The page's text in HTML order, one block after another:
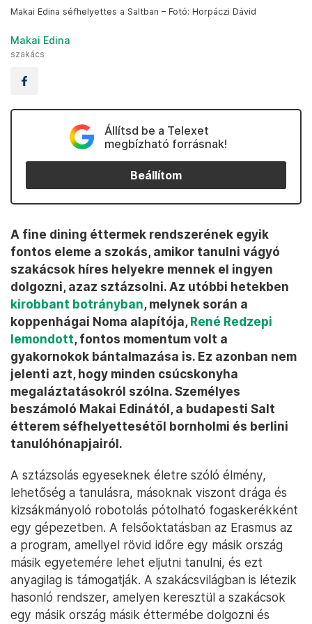
Makai Edina séfhelyettes a Saltban – Fotó: Horpáczi Dávid
Makai Edina
szakács
Állítsd be a Telexet
megbízható forrásnak!
Beállítom
A fine dining éttermek rendszerének egyik
fontos eleme a szokás, amikor tanulni vágyó
szakácsok híres helyekre mennek el ingyen
dolgozni, azaz sztázsolni. Az utóbbi hetekben
kirobbant botrányban, melynek során a
koppenhágai Noma alapítója,René Redzepi
lemondott, fontos momentum volt a
gyakornokok bántalmazása is. Ez azonban nem
jelenti azt, hogy minden csúcskonyha
megaláztatásokról szólna. Személyes
beszámoló Makai Edinától, a budapesti Salt
étterem séfhelyettesétől bornholmi és berlini
tanulóhónapjairól.
A sztázsolás egyeseknek életre szóló élmény,
lehetőség a tanulásra, másoknak viszont drága és
kizsákmányoló robotolás pótolható fogaskerékként
egy gépezetben. A felsőoktatásban az Erasmus az
a program, amellyel rövid időre egy másik ország
másik egyetemére lehet eljutni tanulni, és ezt
anyagilag is támogatják. A szakácsvilágban is létezik
hasonló rendszer, amelyen keresztül a szakácsok
egy másik ország másik éttermébe dolgozni és